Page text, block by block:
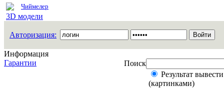
Чиймелер
3D модели
Авторизация:
Информация
Гарантии
Поиск
Результат
(картинками)